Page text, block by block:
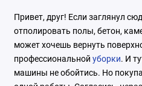
Привет, друг! Если заглянул
отполировать полы, бетон,
может хочешь вернуть
профессиональной уборки. И
машины не обойтись. Но